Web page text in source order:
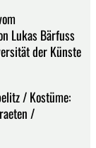
Lukas Bärfuss
der Künste
/ Kostüme:
/